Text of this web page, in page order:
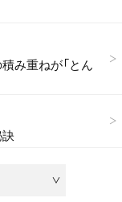
み重ねが「とん